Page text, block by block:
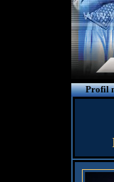
Profil